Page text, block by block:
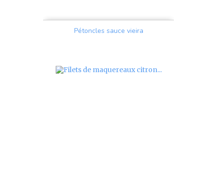
Pétoncles sauce vieira